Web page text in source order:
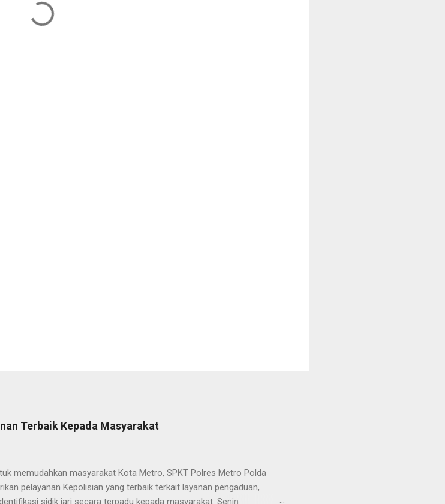
Terbaik Kepada Masyarakat
memudahkan masyarakat Kota Metro, SPKT Polres Metro Polda
pelayanan Kepolisian yang terbaik terkait layanan pengaduan,
sidik jari secara terpadu kepada masyarakat. Senin